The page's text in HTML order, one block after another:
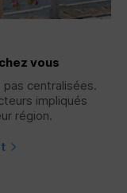
vous
centralisées.
impliqués
région.